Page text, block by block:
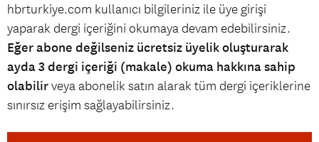
hbrturkiye.com kullanıcı bilgileriniz ile üye girişi
yaparak dergi içeriğini okumaya devam edebilirsiniz.
Eğer abone değilseniz ücretsiz üyelik oluşturarak
ayda 3 dergi içeriği (makale) okuma hakkına sahip
olabilirveya abonelik satın alarak tüm dergi içeriklerine
sınırsız erişim sağlayabilirsiniz.